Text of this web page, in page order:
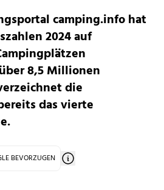
camping.info hat
2024 auf
8,5 Millionen
die
das vierte
BEVORZUGEN